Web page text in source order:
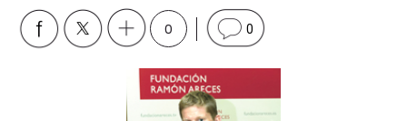
0 0